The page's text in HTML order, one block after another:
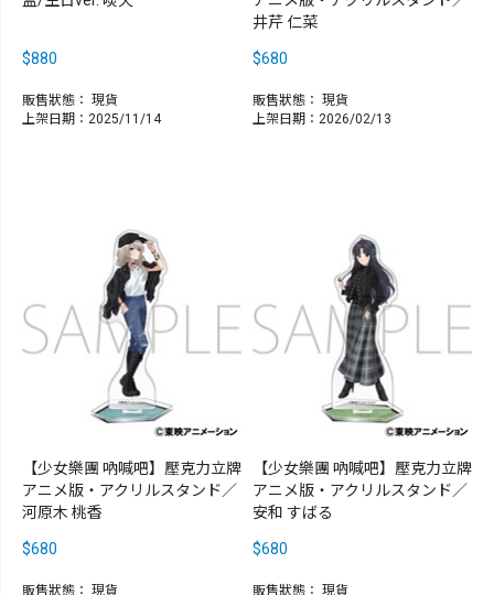
$880
販售狀態： 現貨
上架日期：2025/11/14
井芹 仁菜
$680
販售狀態： 現貨
上架日期：2026/02/13
【少女樂團 吶喊吧】壓克力立牌
アニメ版・アクリルスタンド／
河原木 桃香
$680
販售狀態： 現貨
【少女樂團 吶喊吧】壓克力立牌
アニメ版・アクリルスタンド／
安和 すばる
$680
販售狀態： 現貨